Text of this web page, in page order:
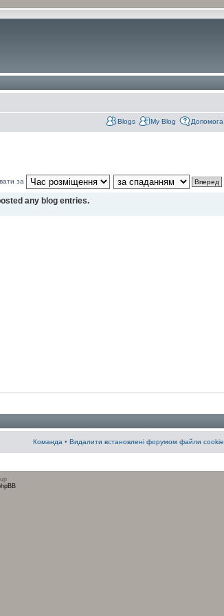
Blogs My Blog Допомога
за
any blog entries.
Команда • Видалити встановлені форумом файли cookie